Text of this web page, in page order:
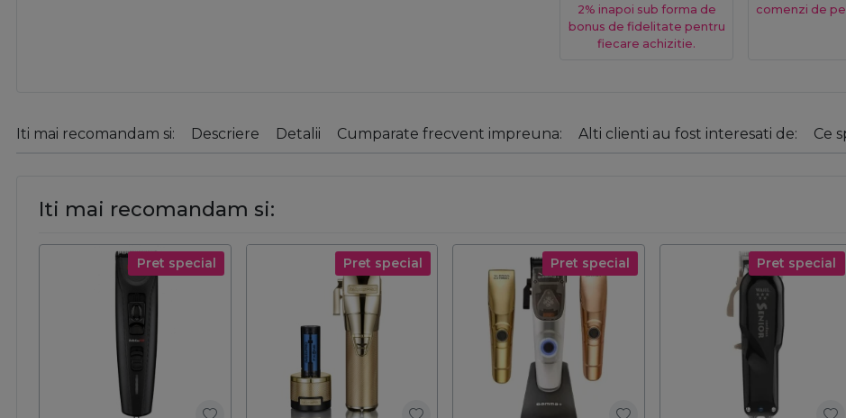
2% inapoi sub forma de
bonus de fidelitate pentru
fiecare achizitie.
comenzi de
Iti mai recomandam si: Descriere Detalii Cumparate frecvent impreuna: Alti clienti au fost interesati de: Ce
Iti mai recomandam si:
Pret special Pret special Pret special Pret special